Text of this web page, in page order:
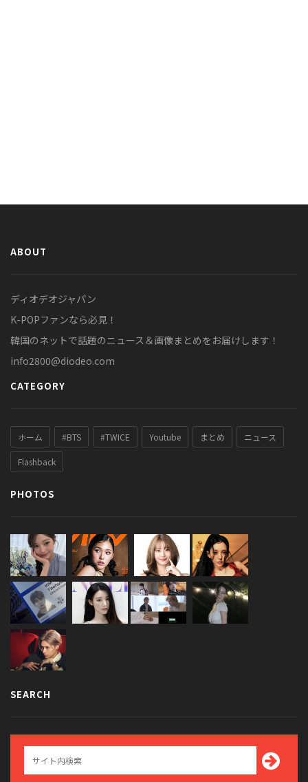
ABOUT
ディオデオジャパン
K-POPファンなら必見！
韓国のネットで話題のニュース＆画像まとめをお届けします！
info2800@diodeo.com
CATEGORY
ホーム #BTS #TWICE Youtube まとめ ニュース
Flashback
PHOTOS
SEARCH